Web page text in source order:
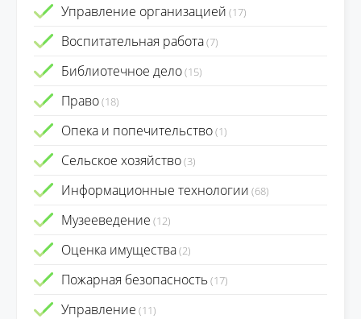
Управление организацией (17)
Воспитательная работа(7)
Библиотечное дело(15)
Право(18)
Опека и попечительство(1)
Сельское хозяйство(3)
Информационные технологии (68)
Музееведение (12)
Оценка имущества(2)
Пожарная безопасность(17)
Управление (11)